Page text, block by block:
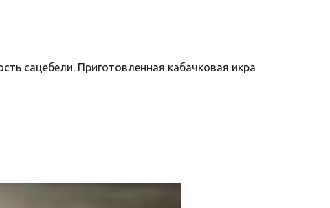
сацебели. Приготовленная кабачковая икра